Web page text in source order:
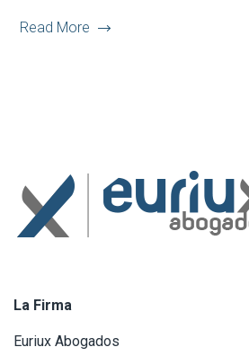
Read More
La Firma
Euriux Abogados